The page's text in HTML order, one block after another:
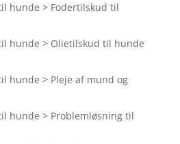
hunde > Fodertilskud til
hunde > Olietilskud til hunde
hunde > Pleje af mund og
hunde > Problemløsning til